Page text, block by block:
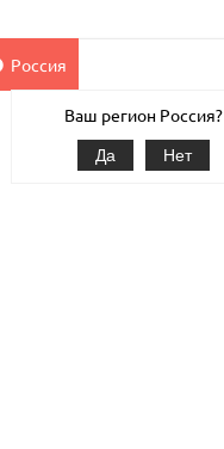
Россия
Ваш регион Россия?
Да Нет